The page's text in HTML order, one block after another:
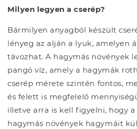
Milyen legyen a cserép?
Bármilyen anyagból készült
lényeg az alján a lyuk, amelyen
távozhat. A hagymás növények
pangó víz, amely a hagymák
cserép mérete szintén fontos,
és felett is megfelelő
illetve arra is kell figyelni, hogy
hagymás növények hagymáit